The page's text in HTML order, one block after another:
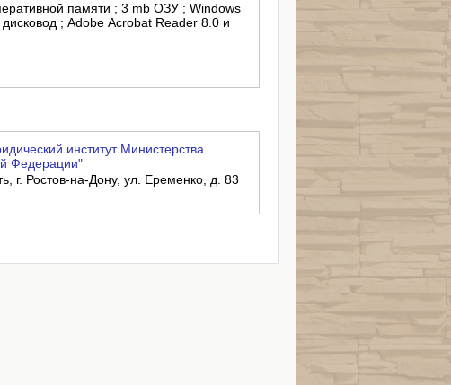
памяти ; 3 mb ОЗУ ; Windows
; Adobe Acrobat Reader 8.0 и
институт Министерства
Федерации"
г. Ростов-на-Дону, ул. Еременко, д. 83